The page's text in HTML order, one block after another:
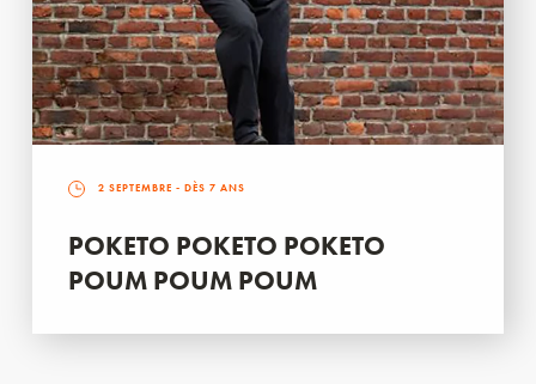
2 SEPTEMBRE - DÈS 7 ANS
POKETO POKETO POKETO
POUM POUM POUM